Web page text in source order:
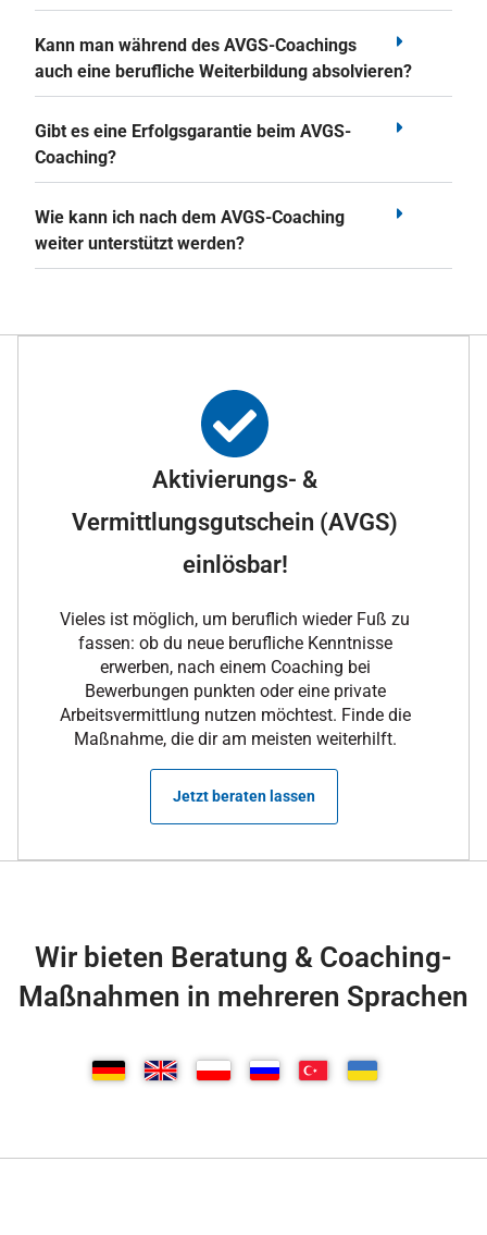
Kann man während des AVGS-Coachings
auch eine berufliche Weiterbildung absolvieren?
Gibt es eine Erfolgsgarantie beim AVGS-
Coaching?
Wie kann ich nach dem AVGS-Coaching
weiter unterstützt werden?
Aktivierungs- &
Vermittlungsgutschein (AVGS)
einlösbar!
Vieles ist möglich, um beruflich wieder Fuß zu
fassen: ob du neue berufliche Kenntnisse
erwerben, nach einem Coaching bei
Bewerbungen punkten oder eine private
Arbeitsvermittlung nutzen möchtest. Finde die
Maßnahme, die dir am meisten weiterhilft.
Jetzt beraten lassen
Wir bieten Beratung & Coaching-
Maßnahmen in mehreren Sprachen